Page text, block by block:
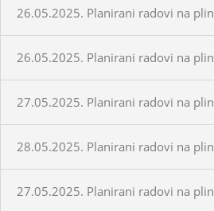
26.05.2025. Planirani radovi na
26.05.2025. Planirani radovi na
27.05.2025. Planirani radovi na
28.05.2025. Planirani radovi na
27.05.2025. Planirani radovi na